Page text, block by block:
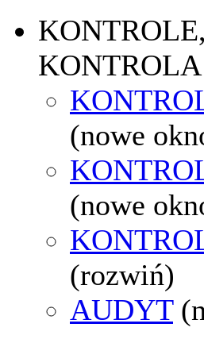
(nowe
(nowe
(rozwiń)
AUDYT